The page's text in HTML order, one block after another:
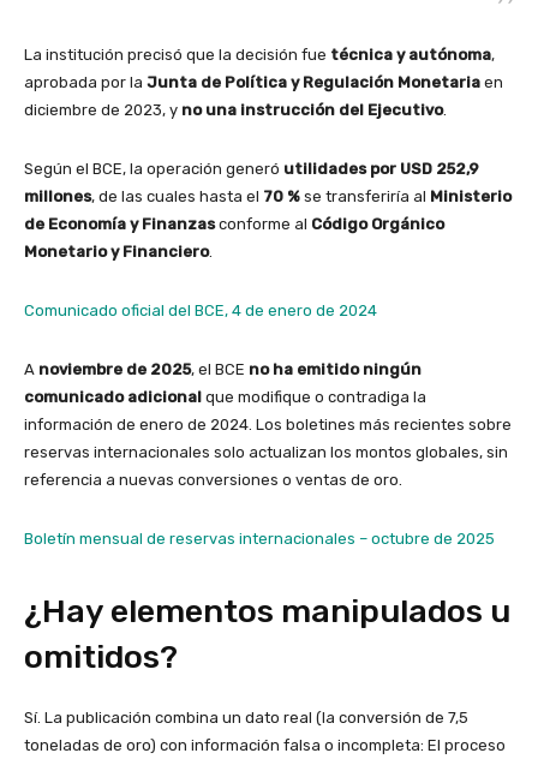
La institución precisó que la decisión fue técnica y autónoma,
aprobada por la Junta de Política y Regulación Monetaria en
diciembre de 2023, y no una instrucción del Ejecutivo.
Según el BCE, la operación generó utilidades por USD 252,9
millones, de las cuales hasta el 70 % se transferiría al Ministerio
de Economía y Finanzasconforme al Código Orgánico
Monetario y Financiero.
Comunicado oficial del BCE, 4 de enero de 2024
A noviembre de 2025, el BCE no ha emitido ningún
comunicado adicional que modifique o contradiga la
información de enero de 2024. Los boletines más recientes sobre
reservas internacionales solo actualizan los montos globales, sin
referencia a nuevas conversiones o ventas de oro.
Boletín mensual de reservas internacionales – octubre de 2025
¿Hay elementos manipulados u
omitidos?
Sí. La publicación combina un dato real (la conversión de 7,5
toneladas de oro) con información falsa o incompleta: El proceso